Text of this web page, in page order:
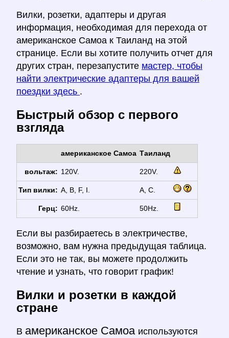
Вилки, розетки, адаптеры и другая
информация, необходимая для перехода от
американское Самоа к Таиланд на этой
странице. Если вы хотите получить отчет для
других стран, перезапустите мастер, чтобы
найти электрические адаптеры для вашей
поездки здесь .
Быстрый обзор с первого
взгляда
американское Самоа Таиланд
вольтаж: 120V. 220V.
Тип вилки: A, B, F, I. A, C.
Герц: 60Hz. 50Hz.
Если вы разбираетесь в электричестве,
возможно, вам нужна предыдущая таблица.
Если это не так, вы можете продолжить
чтение и узнать, что говорит график!
Вилки и розетки в каждой
стране
В американское Самоа используются